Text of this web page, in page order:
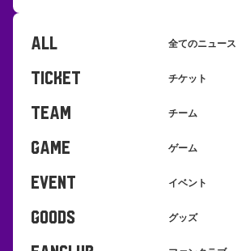
ALL 全てのニュース
TICKET チケット
TEAM チーム
GAME ゲーム
EVENT イベント
GOODS グッズ